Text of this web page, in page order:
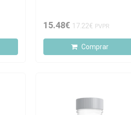
15.48€ 17.22€ PVPR
Comprar